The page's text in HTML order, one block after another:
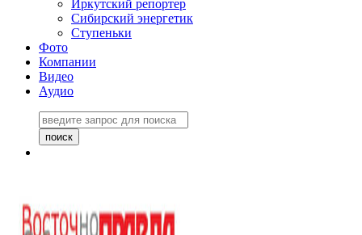
Иркутский репортер
Сибирский энергетик
Ступеньки
Фото
Компании
Видео
Аудио